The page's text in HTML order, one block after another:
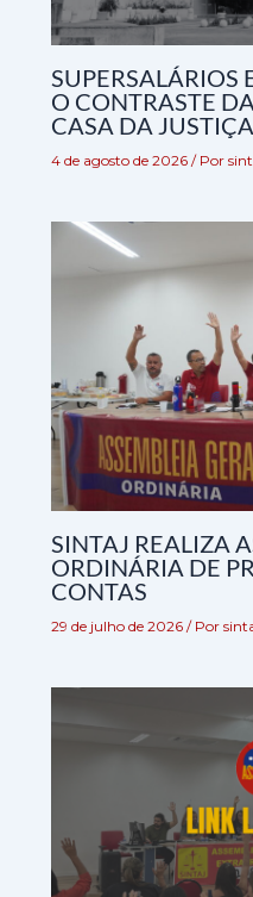
SUPERSALÁRIOS
O CONTRASTE
CASA DA
4 de agosto de 2026 / Por
SINTAJ REALIZA
ORDINÁRIA DE
CONTAS
29 de julho de 2026 / Por